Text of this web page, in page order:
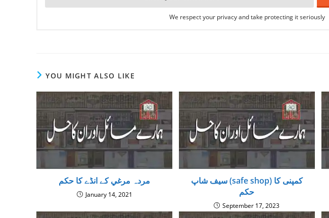
We respect your privacy and take protecting it seriously
YOU MIGHT ALSO LIKE
مردہ مرغي کے انڈے كا حكم
January 14, 2021
سیف شاپ (safe shop) کمپنی کا
حکم
September 17, 2023